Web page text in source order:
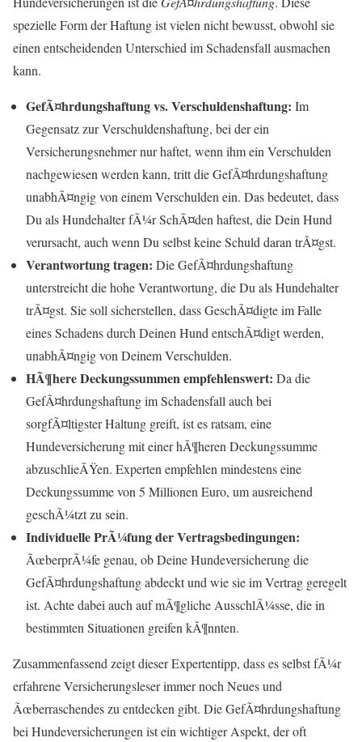
spezielle Form der Haftung ist vielen nicht bewusst, obwohl sie
einen entscheidenden Unterschied im Schadensfall ausmachen
kann.
GefÃ¤hrdungshaftung vs. Verschuldenshaftung: Im
Gegensatz zur Verschuldenshaftung, bei der ein
Versicherungsnehmer nur haftet, wenn ihm ein Verschulden
nachgewiesen werden kann, tritt die GefÃ¤hrdungshaftung
unabhÃ¤ngig von einem Verschulden ein. Das bedeutet, dass
Du als Hundehalter fÃ¼r SchÃ¤den haftest, die Dein Hund
verursacht, auch wenn Du selbst keine Schuld daran trÃ¤gst.
Verantwortung tragen: Die GefÃ¤hrdungshaftung
unterstreicht die hohe Verantwortung, die Du als Hundehalter
trÃ¤gst. Sie soll sicherstellen, dass GeschÃ¤digte im Falle
eines Schadens durch Deinen Hund entschÃ¤digt werden,
unabhÃ¤ngig von Deinem Verschulden.
HÃ¶here Deckungssummen empfehlenswert: Da die
GefÃ¤hrdungshaftung im Schadensfall auch bei
sorgfÃ¤ltigster Haltung greift, ist es ratsam, eine
Hundeversicherung mit einer hÃ¶heren Deckungssumme
abzuschlieÃŸen. Experten empfehlen mindestens eine
Deckungssumme von 5 Millionen Euro, um ausreichend
geschÃ¼tzt zu sein.
Individuelle PrÃ¼fung der Vertragsbedingungen:
ÃœberprÃ¼fe genau, ob Deine Hundeversicherung die
GefÃ¤hrdungshaftung abdeckt und wie sie im Vertrag geregelt
ist. Achte dabei auch auf mÃ¶gliche AusschlÃ¼sse, die in
bestimmten Situationen greifen kÃ¶nnten.
Zusammenfassend zeigt dieser Expertentipp, dass es selbst fÃ¼r
erfahrene Versicherungsleser immer noch Neues und
Ãœberraschendes zu entdecken gibt. Die GefÃ¤hrdungshaftung
bei Hundeversicherungen ist ein wichtiger Aspekt, der oft